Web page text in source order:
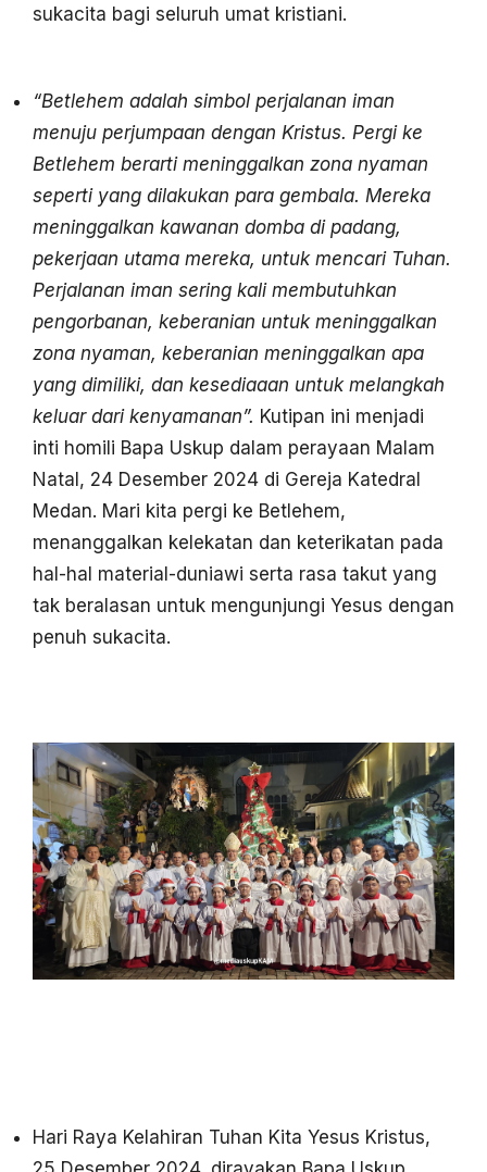
sukacita bagi seluruh umat kristiani.
“Betlehem adalah simbol perjalanan iman
menuju perjumpaan dengan Kristus. Pergi ke
Betlehem berarti meninggalkan zona nyaman
seperti yang dilakukan para gembala. Mereka
meninggalkan kawanan domba di padang,
pekerjaan utama mereka, untuk mencari Tuhan.
Perjalanan iman sering kali membutuhkan
pengorbanan, keberanian untuk meninggalkan
zona nyaman, keberanian meninggalkan apa
yang dimiliki, dan kesediaaan untuk melangkah
keluar dari kenyamanan”. Kutipan ini menjadi
inti homili Bapa Uskup dalam perayaan Malam
Natal, 24 Desember 2024 di Gereja Katedral
Medan. Mari kita pergi ke Betlehem,
menanggalkan kelekatan dan keterikatan pada
hal-hal material-duniawi serta rasa takut yang
tak beralasan untuk mengunjungi Yesus dengan
penuh sukacita.
Hari Raya Kelahiran Tuhan Kita Yesus Kristus,